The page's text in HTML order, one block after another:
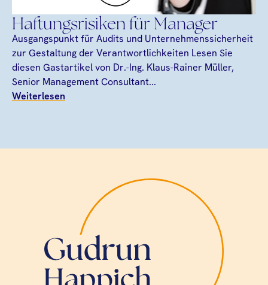
Haftungsrisiken für Manager
Ausgangspunkt für Audits und Unternehmenssicherheit
zur Gestaltung der Verantwortlichkeiten Lesen Sie
diesen Gastartikel von Dr.-Ing. Klaus-Rainer Müller,
Senior Management Consultant...
Weiterlesen